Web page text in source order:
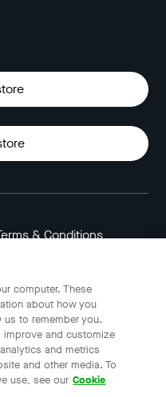
& Conditions
of PT GoTo Gojek
computer. These
about how you
to remember you.
improve and customize
and metrics
and other media. To
use, see our Cookie